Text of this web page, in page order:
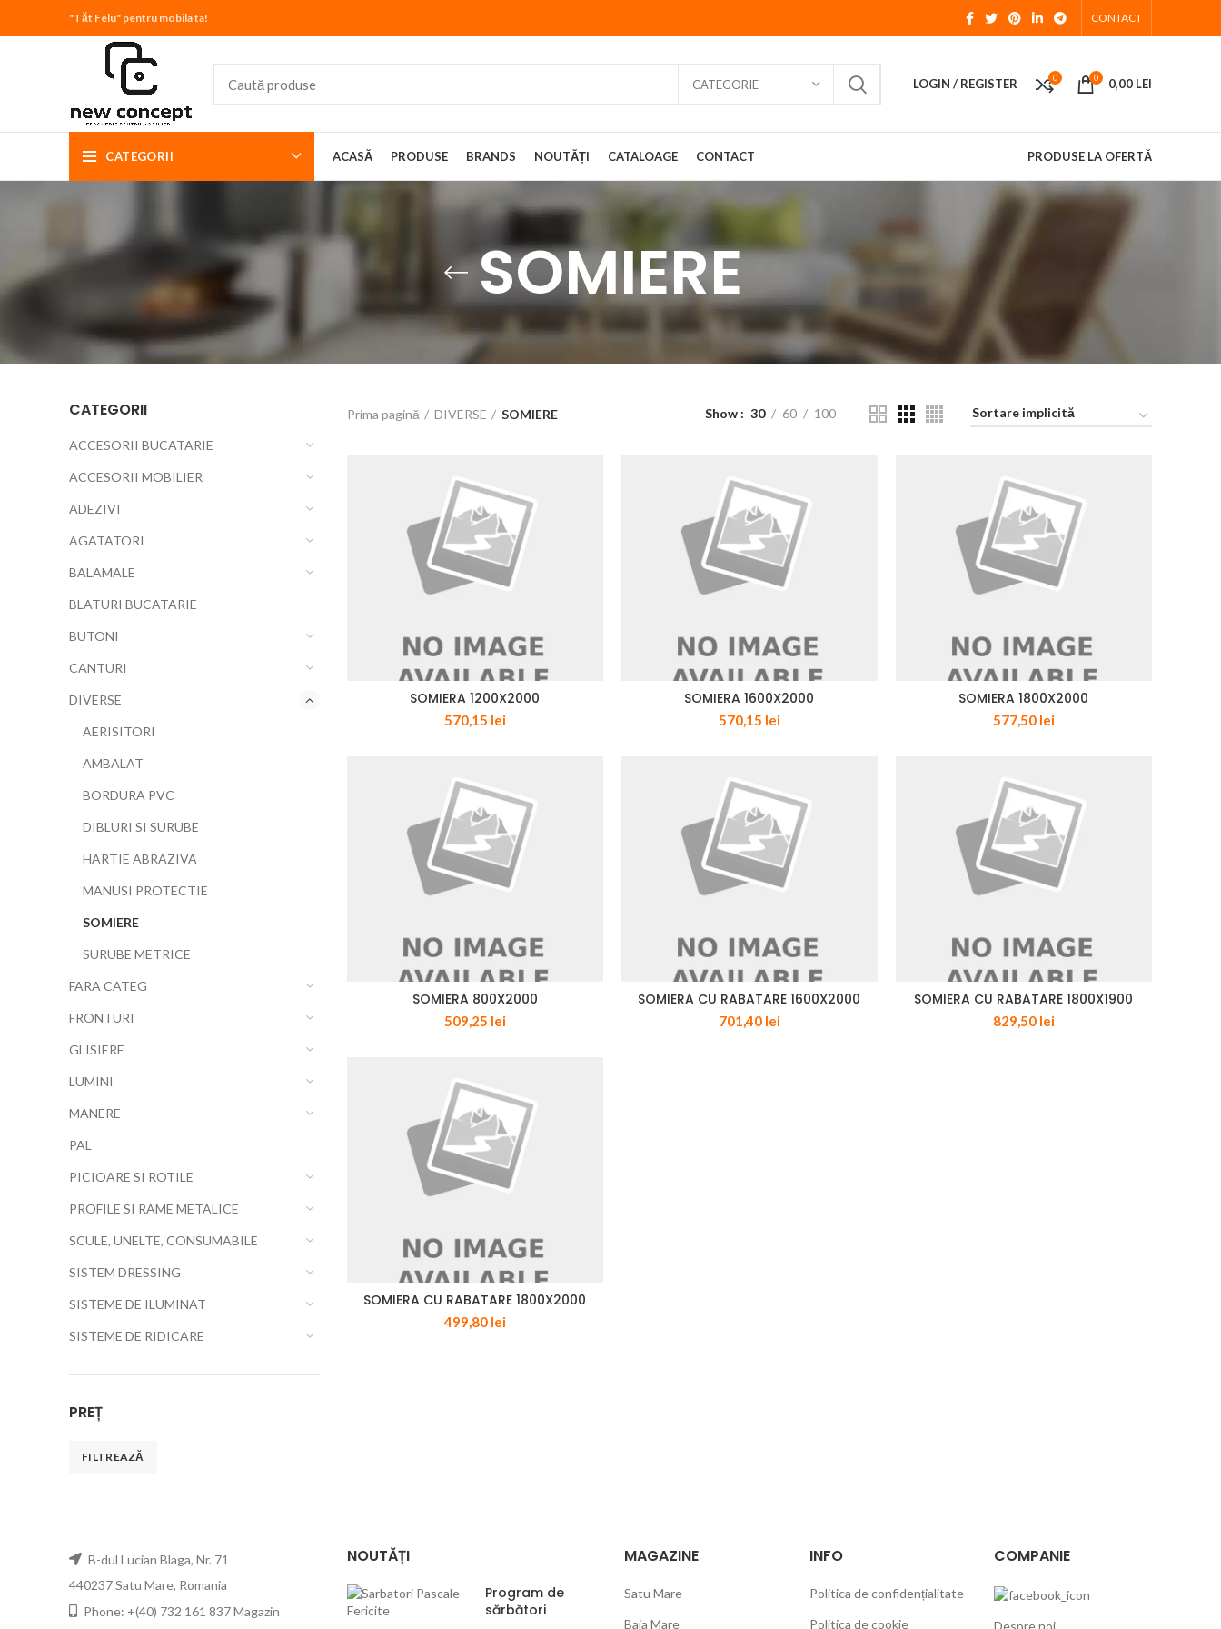
"Tăt Felu" pentru mobila ta! CONTACT
CATEGORIE LOGIN / REGISTER 0 0 0,00 LEI
CATEGORII ACASĂ PRODUSE BRANDS NOUTĂȚI CATALOAGE CONTACT PRODUSE LA OFERTĂ
SOMIERE
CATEGORII
ACCESORII BUCATARIE
ACCESORII MOBILIER
ADEZIVI
AGATATORI
BALAMALE
BLATURI BUCATARIE
BUTONI
CANTURI
DIVERSE
AERISITORI
AMBALAT
BORDURA PVC
DIBLURI SI SURUBE
HARTIE ABRAZIVA
MANUSI PROTECTIE
SOMIERE
SURUBE METRICE
FARA CATEG
FRONTURI
GLISIERE
LUMINI
MANERE
PAL
PICIOARE SI ROTILE
PROFILE SI RAME METALICE
SCULE, UNELTE, CONSUMABILE
SISTEM DRESSING
SISTEME DE ILUMINAT
SISTEME DE RIDICARE
PREȚ
FILTREAZĂ
Prima pagină DIVERSE SOMIERE Show 30 60 100
SOMIERA 1200X2000
570,15 lei
SOMIERA 1600X2000
570,15 lei
SOMIERA 1800X2000
577,50 lei
SOMIERA 800X2000
509,25 lei
SOMIERA CU RABATARE 1600X2000
701,40 lei
SOMIERA CU RABATARE 1800X1900
829,50 lei
SOMIERA CU RABATARE 1800X2000
499,80 lei
B-dul Lucian Blaga, Nr. 71
440237 Satu Mare, Romania
Phone: +(40) 732 161 837 Magazin
NOUTĂȚI
Program de
sărbători
MAGAZINE
Satu Mare
Baia Mare
INFO
Politica de confidențialitate
Politica de cookie
COMPANIE
Despre noi